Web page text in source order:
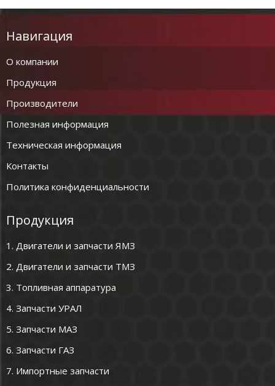
Навигация
О компании
Продукция
Производители
Полезная информация
Техническая информация
Контакты
Политика конфиденциальности
Продукция
1. Двигатели и запчасти ЯМЗ
2. Двигатели и запчасти ТМЗ
3. Топливная аппаратура
4. Запчасти УРАЛ
5. Запчасти МАЗ
6. Запчасти ГАЗ
7. Импортные запчасти